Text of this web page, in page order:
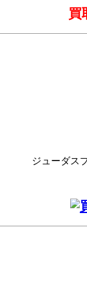
買
ジューダス